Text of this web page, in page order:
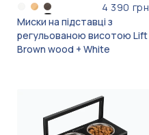
4 390 грн
Миски на підставці з
регульованою висотою Lift
Brown wood + White